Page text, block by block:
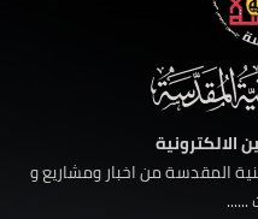
الالكترونية
المقدسة من اخبار ومشاريع و
......